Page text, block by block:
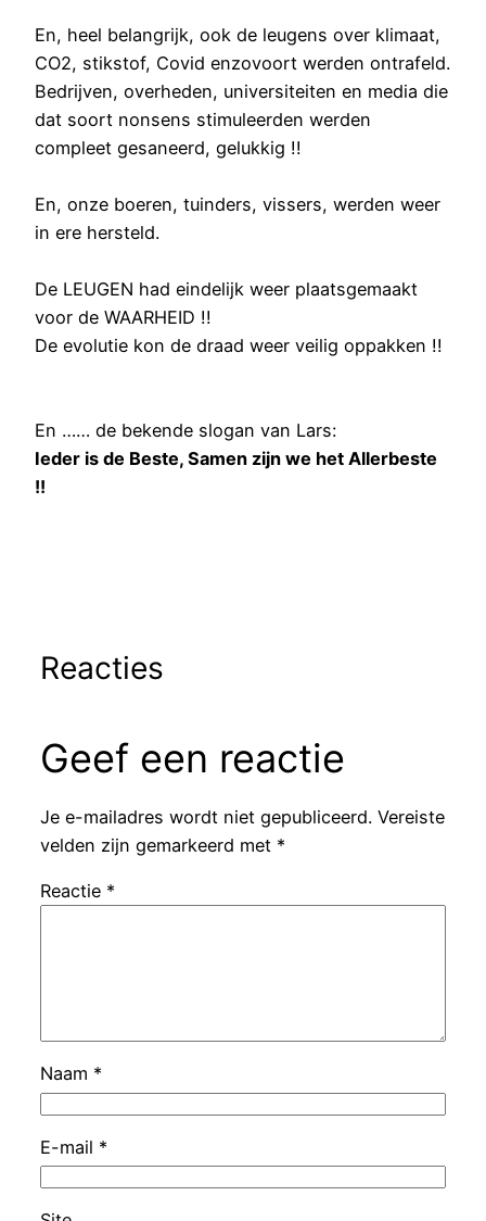
En, heel belangrijk, ook de leugens over klimaat,
CO2, stikstof, Covid enzovoort werden ontrafeld.
Bedrijven, overheden, universiteiten en media die
dat soort nonsens stimuleerden werden
compleet gesaneerd, gelukkig !!
En, onze boeren, tuinders, vissers, werden weer
in ere hersteld.
De LEUGEN had eindelijk weer plaatsgemaakt
voor de WAARHEID !!
De evolutie kon de draad weer veilig oppakken !!
En …… de bekende slogan van Lars:
Ieder is de Beste, Samen zijn we het Allerbeste
!!
Reacties
Geef een reactie
Je e-mailadres wordt niet gepubliceerd. Vereiste
velden zijn gemarkeerd met *
Reactie *
Naam *
E-mail *